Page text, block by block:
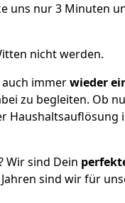
uns nur 3 Minuten
nicht werden.
immerwieder
zu begleiten. Ob
Haushaltsauflösung
Wir sind Dein
sind wir für